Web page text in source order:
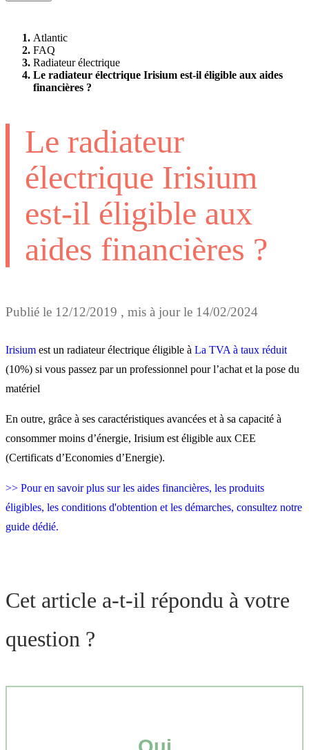
Atlantic
FAQ
Radiateur électrique
Le radiateur électrique Irisium est-il éligible aux aides
financières ?
Le radiateur
électrique Irisium
est-il éligible aux
aides financières ?
Publié le 12/12/2019 , mis à jour le 14/02/2024
Irisium est un radiateur électrique éligible à La TVA à taux réduit
(10%) si vous passez par un professionnel pour l’achat et la pose du
matériel
En outre, grâce à ses caractéristiques avancées et à sa capacité à
consommer moins d’énergie, Irisium est éligible aux CEE
(Certificats d’Economies d’Energie).
>> Pour en savoir plus sur les aides financières, les produits
éligibles, les conditions d'obtention et les démarches, consultez notre
guide dédié.
Cet article a-t-il répondu à votre
question ?